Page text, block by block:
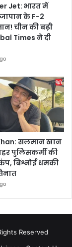
Jet: भारत में
के F-2
चीन की बढ़ी
Times ने दी
सलमान खान
पुलिसकर्मी की
बिश्नोई धमकी
Reserved